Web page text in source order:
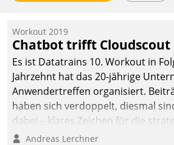
Workout 2019
Chatbot trifft Cloudscout
Es ist Datatrains 10. Workout in
Jahrzehnt hat das 20-jährige
Anwendertreffen organisiert.
haben sich verdoppelt, diesmal
dabei – klares Zeichen für die
Fokussierung auf den Kunden.
Andreas Lerchner